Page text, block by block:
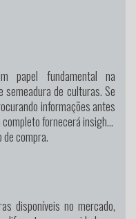
papel fundamental na
de culturas. Se
informações antes
fornecerá insights
compra.
disponíveis no mercado,